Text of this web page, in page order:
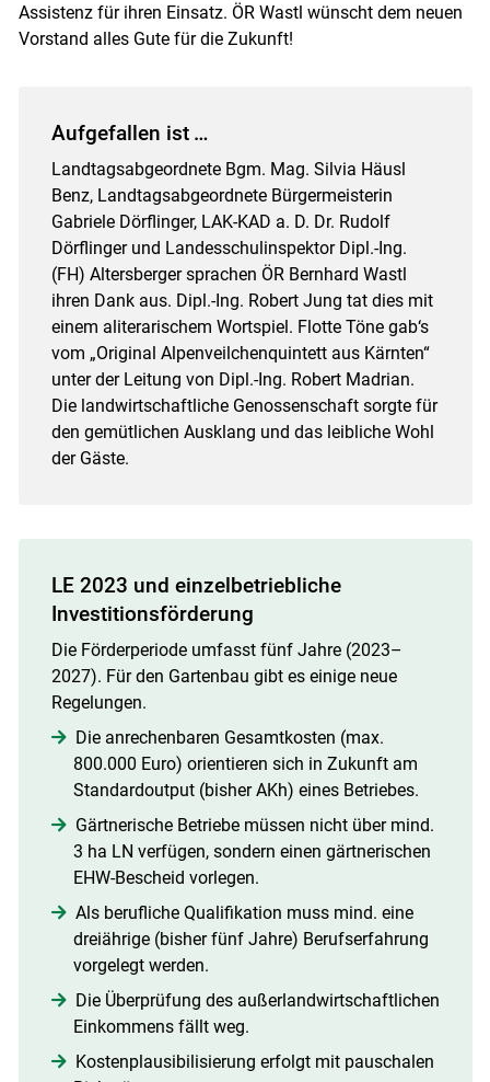
Assistenz für ihren Einsatz. ÖR Wastl wünscht dem neuen
Vorstand alles Gute für die Zukunft!
Aufgefallen ist …
Landtagsabgeordnete Bgm. Mag. Silvia Häusl
Benz, Landtagsabgeordnete Bürgermeisterin
Gabriele Dörflinger, LAK-KAD a. D. Dr. Rudolf
Dörflinger und Landesschulinspektor Dipl.-Ing.
(FH) Altersberger sprachen ÖR Bernhard Wastl
ihren Dank aus. Dipl.-Ing. Robert Jung tat dies mit
einem aliterarischem Wortspiel. Flotte Töne gab‘s
vom „Original Alpenveilchenquintett aus Kärnten“
unter der Leitung von Dipl.-Ing. Robert Madrian.
Die landwirtschaftliche Genossenschaft sorgte für
den gemütlichen Ausklang und das leibliche Wohl
der Gäste.
LE 2023 und einzelbetriebliche
Investitionsförderung
Die Förderperiode umfasst fünf Jahre (2023–
2027). Für den Gartenbau gibt es einige neue
Regelungen.
Die anrechenbaren Gesamtkosten (max.
800.000 Euro) orientieren sich in Zukunft am
Standardoutput (bisher AKh) eines Betriebes.
Gärtnerische Betriebe müssen nicht über mind.
3 ha LN verfügen, sondern einen gärtnerischen
EHW-Bescheid vorlegen.
Als berufliche Qualifikation muss mind. eine
dreiährige (bisher fünf Jahre) Berufserfahrung
vorgelegt werden.
Die Überprüfung des außerlandwirtschaftlichen
Einkommens fällt weg.
Kostenplausibilisierung erfolgt mit pauschalen